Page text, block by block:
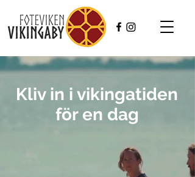
Kliv in i vikingatiden
för en dag